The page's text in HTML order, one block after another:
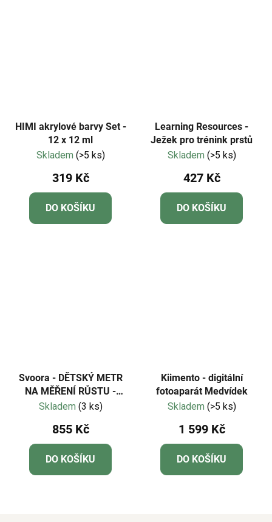
HIMI akrylové barvy Set -
12 x 12 ml
Skladem (>5 ks)
319 Kč
DO KOŠÍKU
Learning Resources -
Ježek pro trénink prstů
Skladem (>5 ks)
427 Kč
DO KOŠÍKU
Svoora - DĚTSKÝ METR
NA MĚŘENÍ RŮSTU -
PANDA
Skladem (3 ks)
855 Kč
DO KOŠÍKU
Kiimento - digitální
fotoaparát Medvídek
Skladem (>5 ks)
1 599 Kč
DO KOŠÍKU